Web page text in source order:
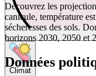
Climat
Découvrez les
canicule, température
sécheresses des sols.
horizons 2030, 2050 et
Données